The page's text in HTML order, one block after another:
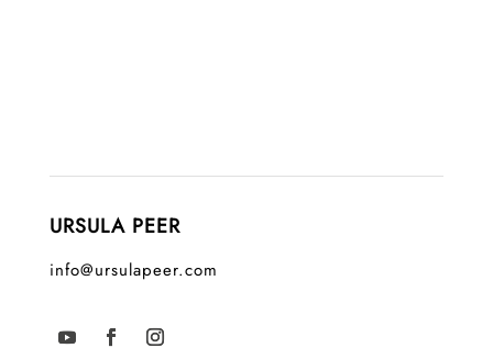
URSULA PEER
info@ursulapeer.com